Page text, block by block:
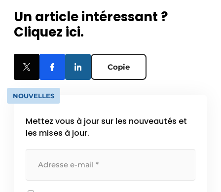
Un article intéressant ?
Cliquez ici.
Copie
NOUVELLES
Mettez vous à jour sur les nouveautés et
les mises à jour.